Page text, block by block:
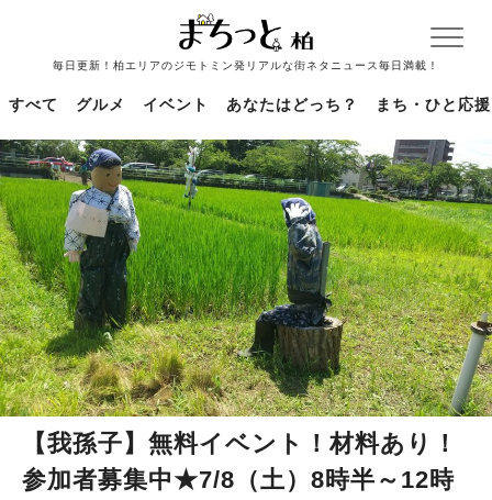
毎日更新！柏エリアのジモトミン発リアルな街ネタニュース毎日満載！
すべて グルメ イベント あなたはどっち？ まち・ひと応援
【我孫子】無料イベント！材料あり！
参加者募集中★7/8（土）8時半～12時